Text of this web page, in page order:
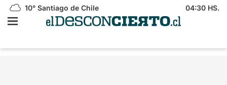
10° Santiago de Chile 04:30 HS.